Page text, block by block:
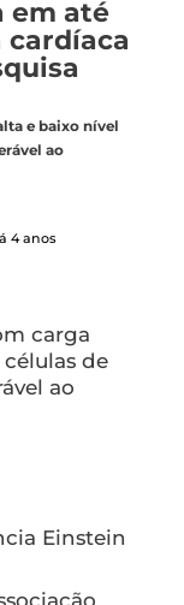
em até
cardíaca
e baixo nível
ao
4 anos
carga
de
ao
Einstein